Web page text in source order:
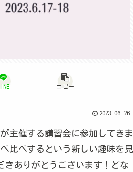
LINE コピー
2023.06.26
主催する講習会に参加してきま
比べするという新しい趣味を見
きありがとうございます！どな